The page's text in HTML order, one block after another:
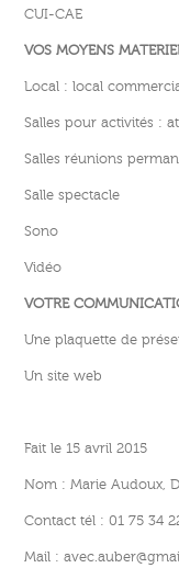
CUI-CAE
VOS MOYENS
Local : local
Salles pour activités :
Salles réunions
Salle spectacle
Sono
Vidéo
VOTRE
Une plaquette de
Un site web
Fait le 15 avril 2015
Nom : Marie Audoux,
Contact tél : 01 75 34
Mail :